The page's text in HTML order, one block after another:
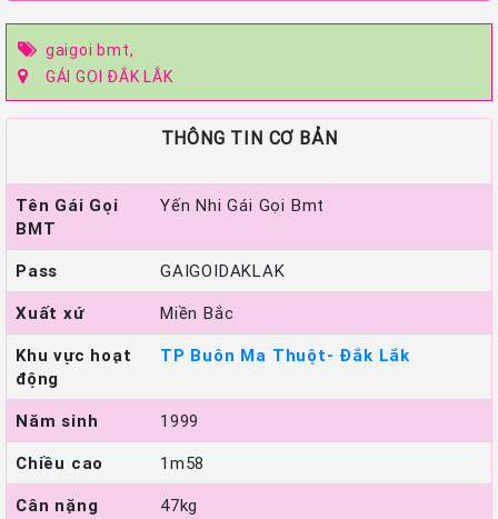
gaigoi bmt,
GÁI GỌI ĐẮK LẮK
THÔNG TIN CƠ BẢN
Tên Gái Gọi
BMT
Yến Nhi Gái Gọi Bmt
Pass
GAIGOIDAKLAK
Xuất xứ
Miền Bắc
Khu vực hoạt
động
TP Buôn Ma Thuột- Đắk Lắk
Năm sinh
1999
Chiều cao
1m58
Cân nặng
47kg